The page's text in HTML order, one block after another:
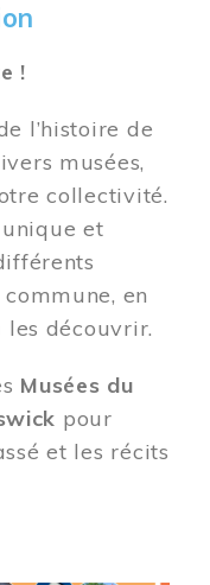
!
l’histoire de
musées,
collectivité.
et
en
découvrir.
Musées du
pour
et les récits